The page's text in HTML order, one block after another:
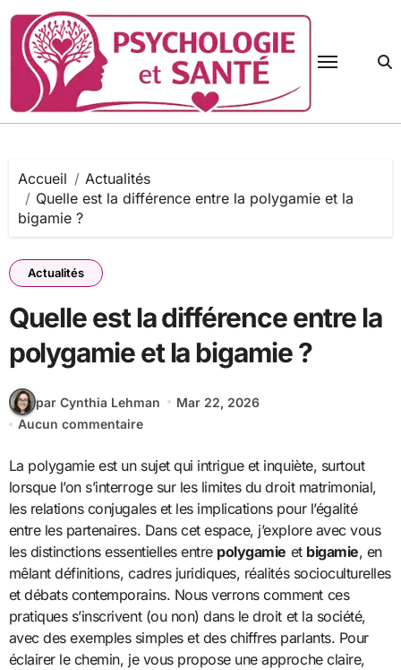
contenu
Accueil
Actualités
Quelle est la différence entre la polygamie et la
bigamie ?
Actualités
Quelle est la différence entre la
polygamie et la bigamie ?
par Cynthia Lehman
Mar 22, 2026
Aucun commentaire
La polygamie est un sujet qui intrigue et inquiète, surtout
lorsque l’on s’interroge sur les limites du droit matrimonial,
les relations conjugales et les implications pour l’égalité
entre les partenaires. Dans cet espace, j’explore avec vous
les distinctions essentielles entre polygamie et bigamie, en
mêlant définitions, cadres juridiques, réalités socioculturelles
et débats contemporains. Nous verrons comment ces
pratiques s’inscrivent (ou non) dans le droit et la société,
avec des exemples simples et des chiffres parlants. Pour
éclairer le chemin, je vous propose une approche claire,